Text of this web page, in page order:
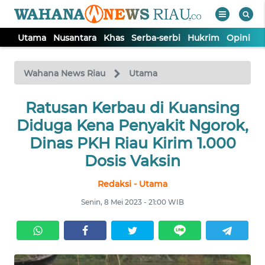
Utama Nusantara Khas Serba-serbi Hukrim Opini
Wahana News Riau Utama
Ratusan Kerbau di Kuansing
Diduga Kena Penyakit Ngorok,
Dinas PKH Riau Kirim 1.000
Dosis Vaksin
Redaksi - Utama
Senin, 8 Mei 2023 - 21:00 WIB
TV
Tutup
UTAMA
NUSANTARA
SERBI
HUKRIM